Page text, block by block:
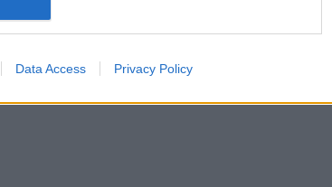
Data Access Privacy Policy